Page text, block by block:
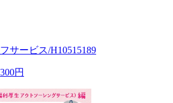
サービス/H10515189
円